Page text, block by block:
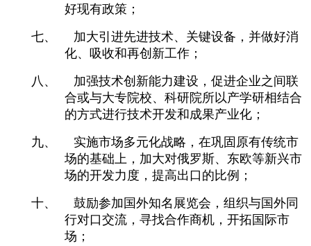
好现有政策；
七、
加大引进先进技术、关键设备，并做好消
化、吸收和再创新工作；
八、
加强技术创新能力建设，促进企业之间联
合或与大专院校、科研院所以产学研相结合
的方式进行技术开发和成果产业化；
九、
实施市场多元化战略，在巩固原有传统市
场的基础上，加大对俄罗斯、东欧等新兴市
场的开发力度，提高出口的比例；
十、
鼓励参加国外知名展览会，组织与国外同
行对口交流，寻找合作商机，开拓国际市
场；